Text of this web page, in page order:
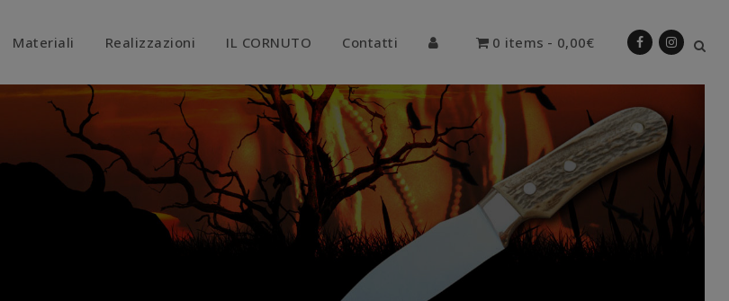
Materiali Realizzazioni IL CORNUTO Contatti 0 items 0,00€